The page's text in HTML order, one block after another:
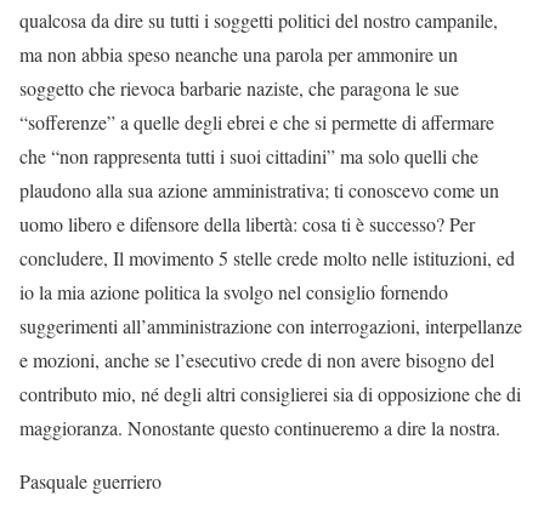
qualcosa da dire su tutti i soggetti politici del nostro campanile,
ma non abbia speso neanche una parola per ammonire un
soggetto che rievoca barbarie naziste, che paragona le sue
“sofferenze” a quelle degli ebrei e che si permette di affermare
che “non rappresenta tutti i suoi cittadini” ma solo quelli che
plaudono alla sua azione amministrativa; ti conoscevo come un
uomo libero e difensore della libertà: cosa ti è successo? Per
concludere, Il movimento 5 stelle crede molto nelle istituzioni, ed
io la mia azione politica la svolgo nel consiglio fornendo
suggerimenti all’amministrazione con interrogazioni, interpellanze
e mozioni, anche se l’esecutivo crede di non avere bisogno del
contributo mio, né degli altri consiglierei sia di opposizione che di
maggioranza. Nonostante questo continueremo a dire la nostra.
Pasquale guerriero